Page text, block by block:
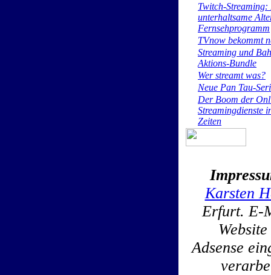
Twitch-Streaming:
unterhaltsame
Fernsehprogramm
TVnow bekommt
Streaming und
Aktions-Bundle
Wer streamt was?
Neue Pan Tau-
Der Boom der
Streamingdienste
Zeiten
Karsten
Erfurt. E-
Adsense